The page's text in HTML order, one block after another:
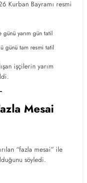
Kurban Bayramı resmi
yarım gün tatil
günü tam resmi tatil
işçilerin yarım
Mesai
“fazla mesai” ile
söyledi.